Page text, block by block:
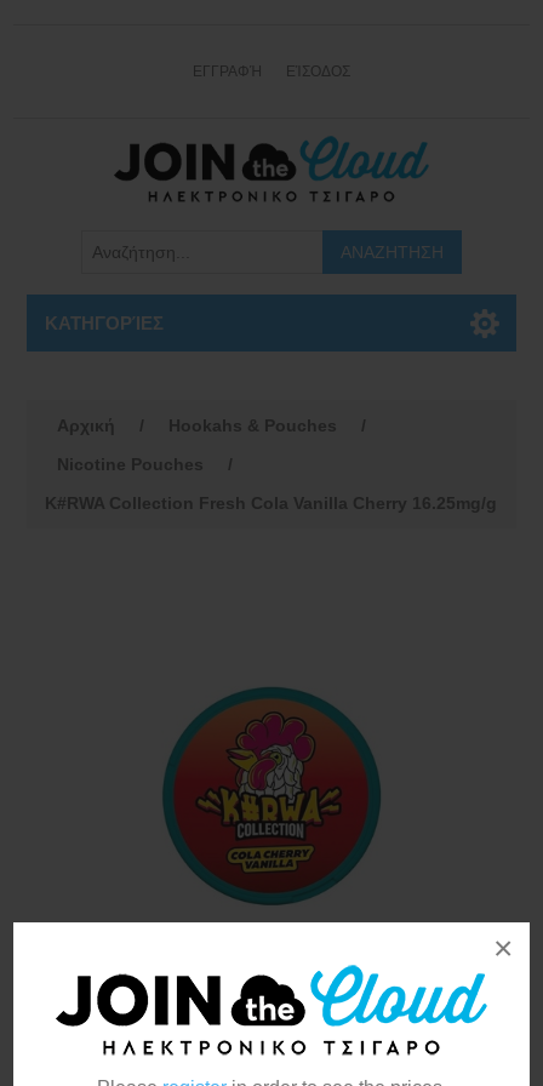
×
ΕΓΓΡΑΦΉ ΕΊΣΟΔΟΣ
ΚΑΤΗΓΟΡΊΕΣ
Αρχική / Hookahs & Pouches
/
Nicotine Pouches
/
K#RWA Collection Fresh Cola Vanilla Cherry 16.25mg/g
K#RWA Collection Fresh Cola